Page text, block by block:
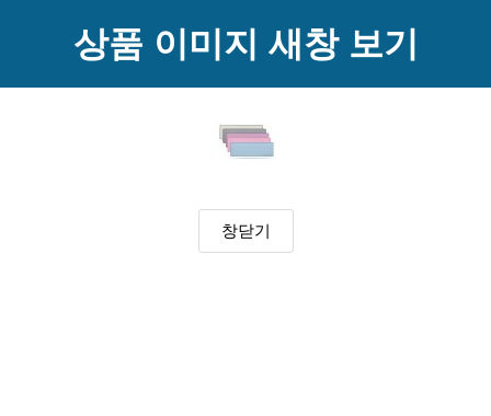
상품 이미지 새창 보기
창닫기